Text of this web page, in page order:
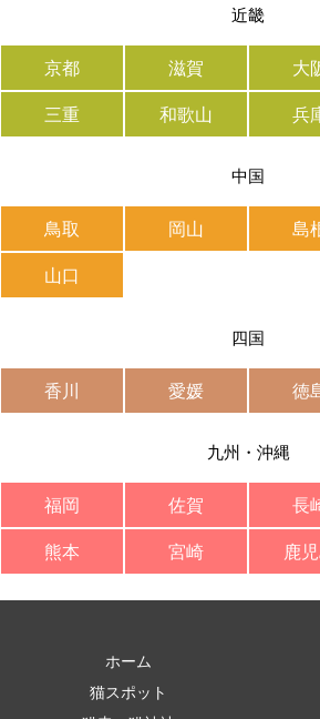
近畿
京都 滋賀 大
三重
和歌山 兵
中国
鳥取 岡山 島
山口
四国
香川 愛媛 徳
九州・沖縄
福岡 佐賀 長
熊本
宮崎 鹿
ホーム
猫スポット